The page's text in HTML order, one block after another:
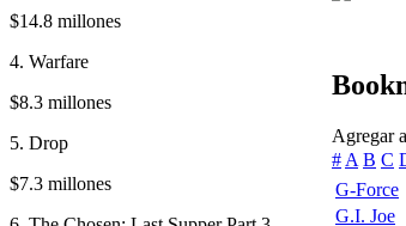
$14.8 millones
4. Warfare
$8.3 millones
5. Drop
$7.3 millones
Agregar
# A B C
G-Force
G.I. Joe